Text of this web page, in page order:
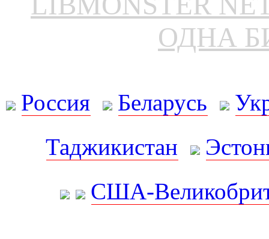
ОДНА
Россия Беларусь
Таджикистан
США-